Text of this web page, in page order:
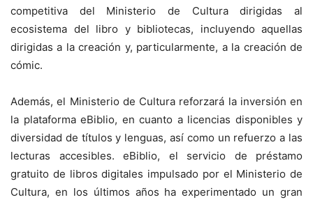
competitiva del Ministerio de Cultura dirigidas al
ecosistema del libro y bibliotecas, incluyendo aquellas
dirigidas a la creación y, particularmente, a la creación de
cómic.
Además, el Ministerio de Cultura reforzará la inversión en
la plataforma eBiblio, en cuanto a licencias disponibles y
diversidad de títulos y lenguas, así como un refuerzo a las
lecturas accesibles. eBiblio, el servicio de préstamo
gratuito de libros digitales impulsado por el Ministerio de
Cultura, en los últimos años ha experimentado un gran